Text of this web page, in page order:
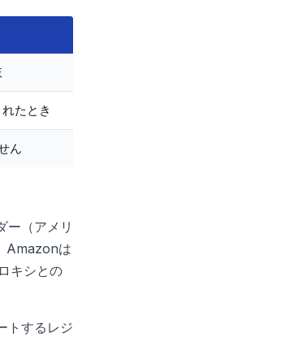
たとき
ん
ー（アメリ
Amazonは
キシとの
トするレジ